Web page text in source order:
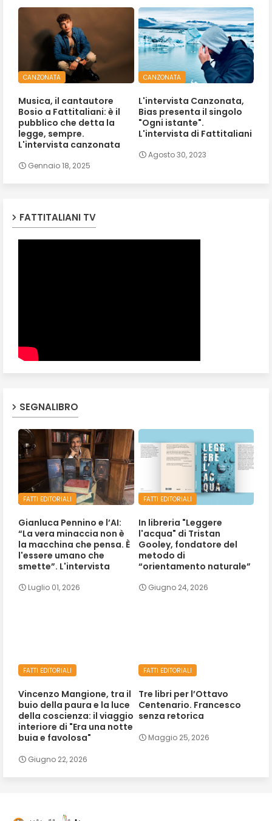
CANZONATA
Musica, il cantautore
Bosio a Fattitaliani: è il
pubblico che detta la
legge, sempre.
L'intervista canzonata
Gennaio 18, 2025
CANZONATA
L'intervista Canzonata,
Bias presenta il singolo
"Ogni istante".
L'intervista di Fattitaliani
Agosto 30, 2023
FATTITALIANI TV
SEGNALIBRO
FATTI EDITORIALI
Gianluca Pennino e l’AI:
“La vera minaccia non è
la macchina che pensa. È
l'essere umano che
smette”. L'intervista
Luglio 01, 2026
FATTI EDITORIALI
In libreria "Leggere
l'acqua" di Tristan
Gooley, fondatore del
metodo di
“orientamento naturale”
Giugno 24, 2026
FATTI EDITORIALI
Vincenzo Mangione, tra il
buio della paura e la luce
della coscienza: il viaggio
interiore di "Era una notte
buia e favolosa"
Giugno 22, 2026
FATTI EDITORIALI
Tre libri per l’Ottavo
Centenario. Francesco
senza retorica
Maggio 25, 2026